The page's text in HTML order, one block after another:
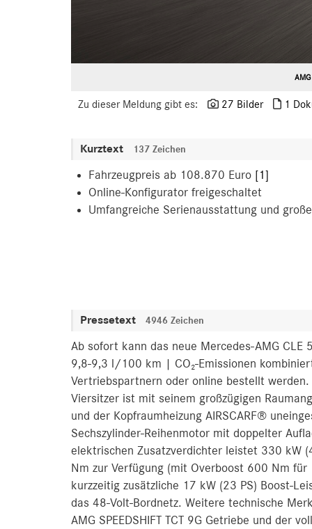
Zu dieser Meldung gibt es: 27 Bilder 1
Kurztext 137 Zeichen
Fahrzeugpreis ab 108.870 Euro [1]
Online-Konfigurator freigeschaltet
Umfangreiche Serienausstattung und
Pressetext 4946 Zeichen
Ab sofort kann das neue Mercedes-AMG CLE
9,8-9,3 l/100 km | CO₂-Emissionen
Vertriebspartnern oder online bestellt
Viersitzer ist mit seinem großzügigen
und der Kopfraumheizung AIRSCARF®
Sechszylinder-Reihenmotor mit doppelter
elektrischen Zusatzverdichter leistet 330 kW
Nm zur Verfügung (mit Overboost 600 Nm
kurzzeitig zusätzliche 17 kW (23 PS) Boost-
das 48-Volt-Bordnetz. Weitere technische
AMG SPEEDSHIFT TCT 9G Getriebe und der